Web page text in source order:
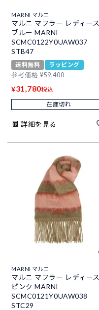
MARNI マルニ
マルニ マフラー レディース
ブルー MARNI
SCMC0122Y0UAW037
STB47
送料無料
ラッピング
参考価格 ¥59,400
¥31,780税込
在庫切れ
詳細を見る
MARNI マルニ
マルニ マフラー レディース
ピンク MARNI
SCMC0121Y0UAW038
STC29